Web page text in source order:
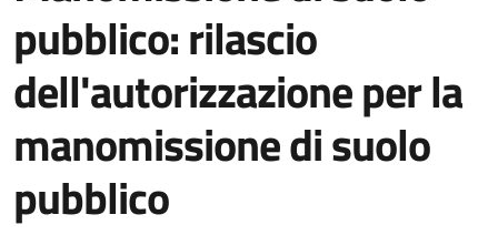
pubblico: rilascio
dell'autorizzazione per la
manomissione di suolo
pubblico